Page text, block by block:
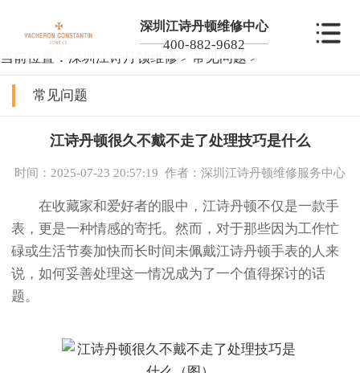
深圳江诗丹顿维修中心
400-882-9682
当前位置： 深圳江诗丹顿维修 > 常见问题 >
常见问题
江诗丹顿很久不戴不走了处理技巧是什么
时间：2025-07-23 20:57:19 作者：深圳江诗丹顿维修服务中心
在收藏家和爱好者的眼中，江诗丹顿不仅是一款手
表，更是一种情感的寄托。然而，对于那些因为工作忙
碌或生活节奏加快而长时间未佩戴江诗丹顿手表的人来
说，如何妥善处理这一情况成为了一个值得探讨的话
题。